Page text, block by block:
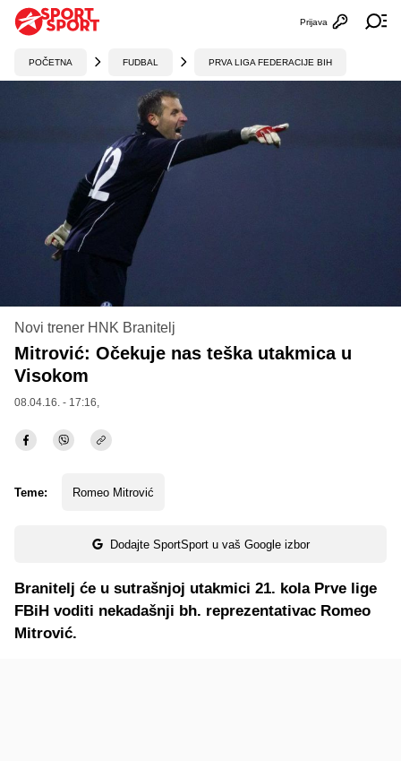
Otvori
Prijava
POČETNA FUDBAL PRVA LIGA FEDERACIJE BIH
Novi trener HNK Branitelj
Mitrović: Očekuje nas teška utakmica u
Visokom
08.04.16. - 17:16,
Teme: Romeo Mitrović
Dodajte SportSport u vaš Google izbor
Branitelj će u sutrašnjoj utakmici 21. kola Prve lige
FBiH voditi nekadašnji bh. reprezentativac Romeo
Mitrović.